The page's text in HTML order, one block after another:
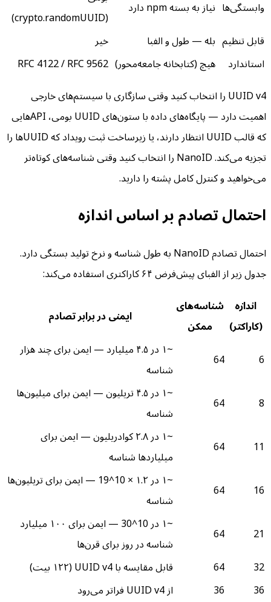
وابستگی‌ها نیاز به بسته npm دارد
(crypto.randomUUID)
قابل تنظیم بله — طول و الفبا
خیر
استاندارد
هیچ (کتابخانه جامعه‌محور) RFC 4122 / RFC 9562
UUID v4 را انتخاب کنید وقتی سازگاری با سیستم‌های خارجی
اهمیت دارد — پایگاه‌های داده با ستون‌های UUID بومی، APIهایی
که قالب UUID انتظار دارند، یا زیرساخت ثبت رویداد که UUIDها را
تجزیه می‌کند. NanoID را انتخاب کنید وقتی شناسه‌های کوتاه‌تر
می‌خواهید و کنترل کامل پشته را دارید.
احتمال تصادم بر اساس اندازه
احتمال تصادم NanoID به طول شناسه و نرخ تولید بستگی دارد.
جدول زیر از الفبای پیش‌فرض ۶۴ کاراکتری استفاده می‌کند:
اندازه
(کاراکتر)
شناسه‌های
ممکن
ایمنی در برابر تصادم
6
64
~۱ در ۴.۵ میلیارد — ایمن برای چند هزار
شناسه
8
64
~۱ در ۴.۵ تریلیون — ایمن برای میلیون‌ها
شناسه
11
64
~۱ در ۲.۸ کوادریلیون — ایمن برای
میلیاردها شناسه
16
64
~۱ در ۱.۲ × 10^19 — ایمن برای تریلیون‌ها
شناسه
21
64
~۱ در 10^30 — ایمن برای ۱۰۰ میلیارد
شناسه در روز برای قرن‌ها
32
64
قابل مقایسه با UUID v4 (۱۲۲ بیت)
36
36
از UUID v4 فراتر می‌رود